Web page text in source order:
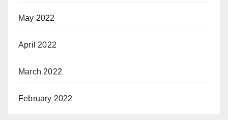
May 2022
April 2022
March 2022
February 2022